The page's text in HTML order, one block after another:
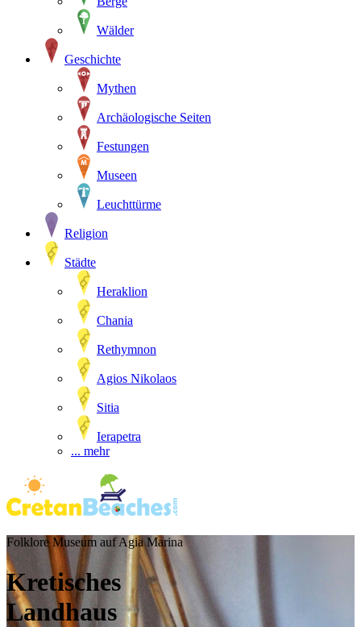
Wälder
Geschichte
Mythen
Archäologische Seiten
Festungen
Museen
Leuchttürme
Religion
Städte
Heraklion
Chania
Rethymnon
Agios Nikolaos
Sitia
Ierapetra
... mehr
Folklore Museum auf Agia Marina
Kretisches
Landhaus